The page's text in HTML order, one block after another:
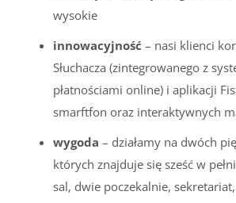
wysokie
innowacyjność – nasi klienci
Słuchacza (zintegrowanego z
płatnościami online) i aplikacji
smarftfon oraz interaktywnych
wygoda – działamy na dwóch
których znajduje się sześć w
sal, dwie poczekalnie,